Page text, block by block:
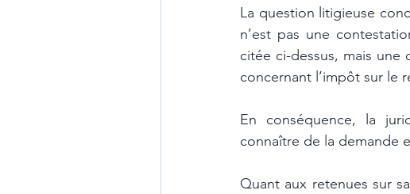
La question litigieuse
n’est pas une
citée ci-dessus, mais une
concernant l’impôt sur le
En conséquence, la
connaître de la demande
Quant aux retenues sur